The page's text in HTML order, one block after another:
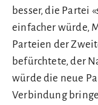
besser, die Partei
einfacher würde,
Parteien der
befürchtete, der
würde die neue
Verbindung